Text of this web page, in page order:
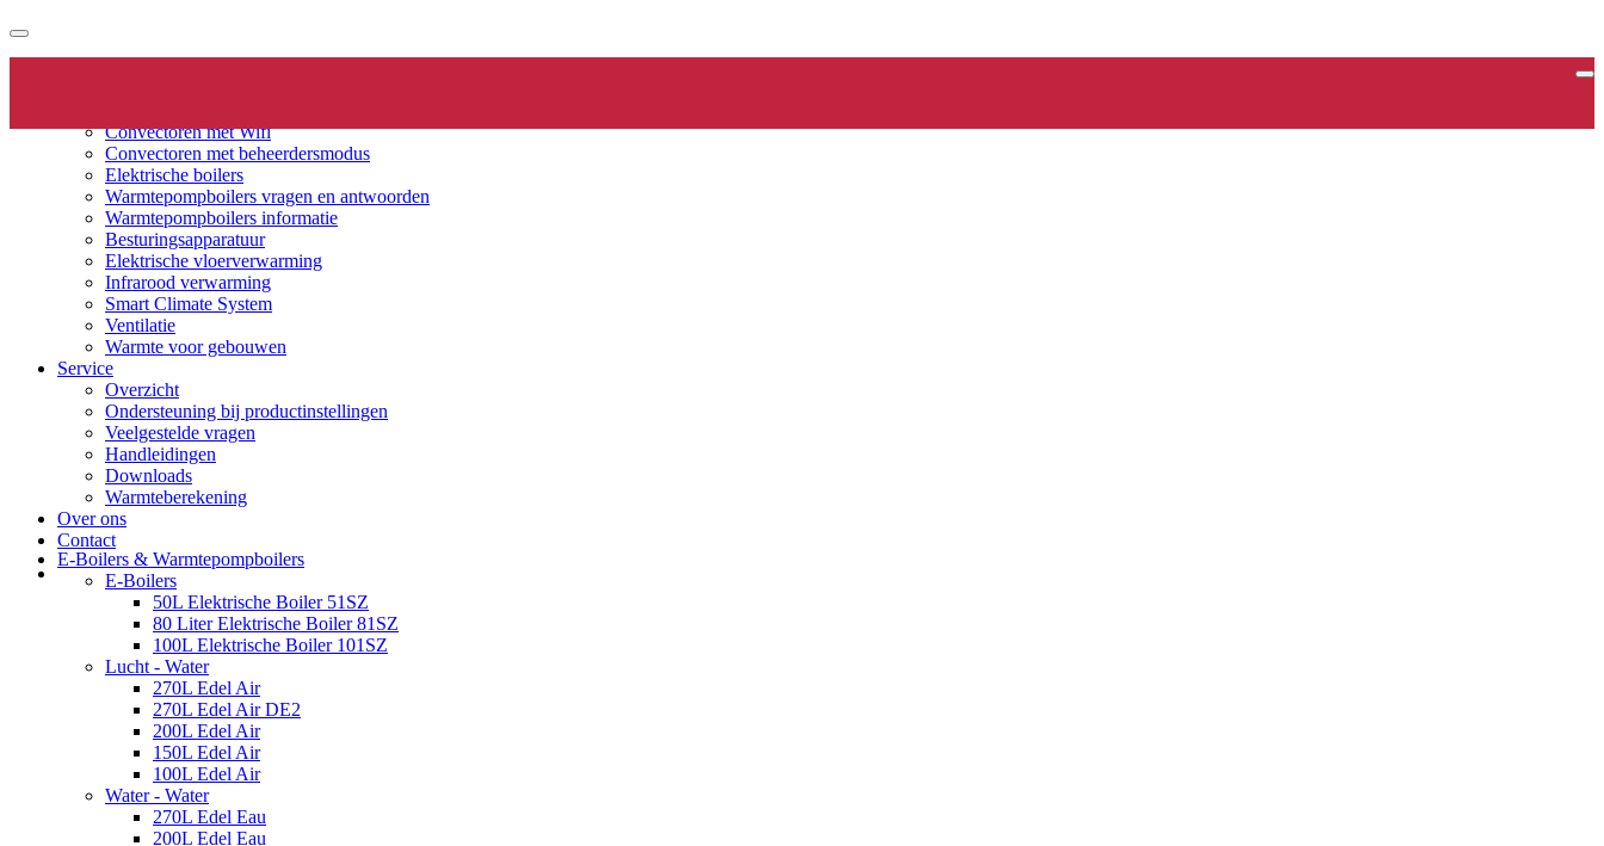
Convectoren met Wifi
Convectoren met beheerdersmodus
Elektrische boilers
Warmtepompboilers vragen en antwoorden
Warmtepompboilers informatie
Besturingsapparatuur
Elektrische vloerverwarming
Infrarood verwarming
Smart Climate System
Ventilatie
Warmte voor gebouwen
Service
Overzicht
Ondersteuning bij productinstellingen
Veelgestelde vragen
Handleidingen
Downloads
Warmteberekening
Over ons
Contact
E-Boilers & Warmtepompboilers
E-Boilers
50L Elektrische Boiler 51SZ
80 Liter Elektrische Boiler 81SZ
100L Elektrische Boiler 101SZ
Lucht - Water
270L Edel Air
270L Edel Air DE2
200L Edel Air
150L Edel Air
100L Edel Air
Water - Water
270L Edel Eau
200L Edel Eau